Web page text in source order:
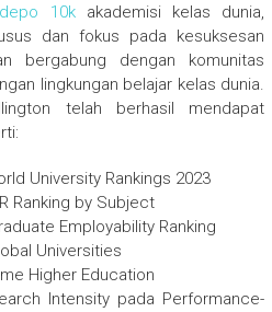
10kakademisi kelas dunia,
dan fokus pada kesuksesan
bergabung dengan komunitas
lingkungan belajar kelas dunia.
telah berhasil mendapat
University Rankings 2023
Ranking by Subject
Employability Ranking
Universities
Higher Education
Intensity pada Performance-